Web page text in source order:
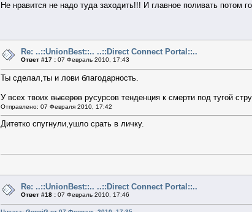
Не нравится не надо туда заходить!!! И главное поливать потом
Re: ..::UnionBest::.. ..::Direct Connect Portal::..
Ответ #17 : 07 Февраль 2010, 17:43
Ты сделал,ты и лови благодарность.
У всех твоих высеров русурсов тенденция к смерти под тугой
Отправлено: 07 Февраля 2010, 17:42
Дитетко спугнули,ушло срать в личку.
Re: ..::UnionBest::.. ..::Direct Connect Portal::..
Ответ #18 : 07 Февраль 2010, 17:46